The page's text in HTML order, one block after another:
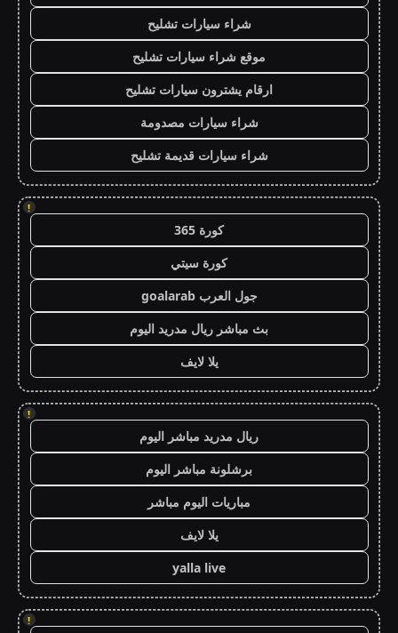
شراء سيارات تشليح
موقع شراء سيارات تشليح
ارقام يشترون سيارات تشليح
شراء سيارات مصدومة
شراء سيارات قديمة تشليح
!
كورة 365
كورة سيتي
جول العرب goalarab
بث مباشر ريال مدريد اليوم
يلا لايف
!
ريال مدريد مباشر اليوم
برشلونة مباشر اليوم
مباريات اليوم مباشر
يلا لايف
yalla live
!